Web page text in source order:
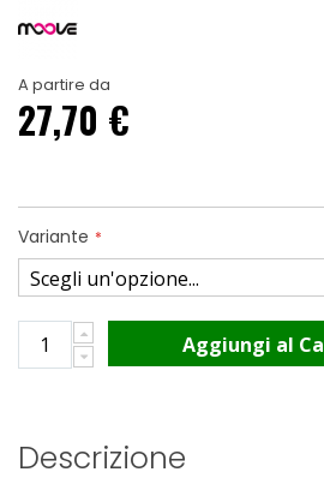
A partire da
27,70 €
Variante
Aggiungi al
Descrizione